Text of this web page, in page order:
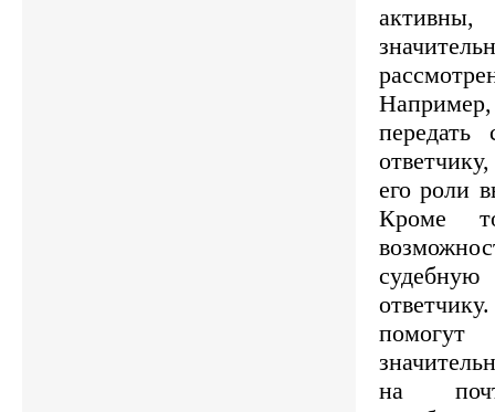
передать
его роли
Кроме
на